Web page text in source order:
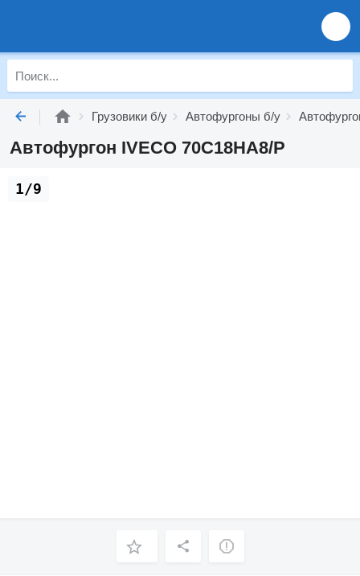
Грузовики б/у Автофургоны б/у
Автофургон IVECO 70C18HA8/P
1/9